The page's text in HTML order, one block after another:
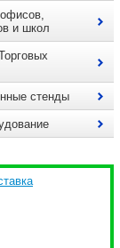
и школ
стенды